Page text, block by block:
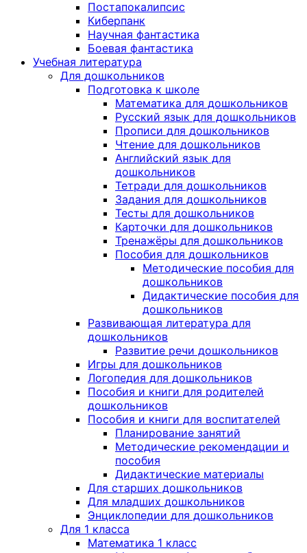
Постапокалипсис
Киберпанк
Научная фантастика
Боевая фантастика
Учебная литература
Для дошкольников
Подготовка к школе
Математика для дошкольников
Русский язык для дошкольников
Прописи для дошкольников
Чтение для дошкольников
Английский язык для
дошкольников
Тетради для дошкольников
Задания для дошкольников
Тесты для дошкольников
Карточки для дошкольников
Тренажёры для дошкольников
Пособия для дошкольников
Методические пособия для
дошкольников
Дидактические пособия для
дошкольников
Развивающая литература для
дошкольников
Развитие речи дошкольников
Игры для дошкольников
Логопедия для дошкольников
Пособия и книги для родителей
дошкольников
Пособия и книги для воспитателей
Планирование занятий
Методические рекомендации и
пособия
Дидактические материалы
Для старших дошкольников
Для младших дошкольников
Энциклопедии для дошкольников
Для 1 класса
Математика 1 класс